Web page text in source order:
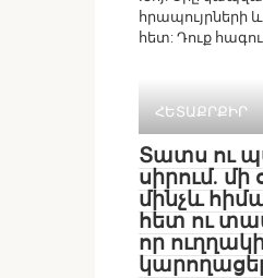
հետ: Դուք
ՀԵՏԱՔՐՔԻՐ
Տատս ու
սիրում.
մինչև
հետ ու
որ